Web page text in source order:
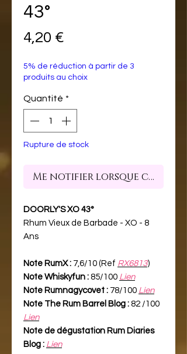
43°
4,20 €
5% de réduction à partir de 3
produits au choix
Quantité *
Rupture de stock
Me notifier lorsque cet
DOORLY'S XO 43°
Rhum Vieux de Barbade - XO - 8
Ans
Note RumX : 7,6/10 (Ref RX6813)
Note Whiskyfun : 85/100 Lien
Note Rumnagycovet : 78/100 Lien
Note The Rum Barrel Blog : 82 /100
Lien
Note de dégustation Rum Diaries
Blog : Lien